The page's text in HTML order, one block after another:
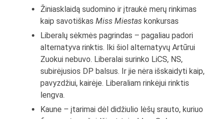
Žiniasklaidą sudomino ir įtraukė merų rinkimas
kaip savotiškasMiss Miestas konkursas
Liberalų sėkmės pagrindas – pagaliau padori
alternatyva rinktis. Iki šiol alternatyvų Artūrui
Zuokui nebuvo. Liberalai surinko LiCS, NS,
subirėjusios DP balsus. Ir jie nėra išskaidyti kaip,
pavyzdžiui, kairėje. Liberaliam rinkėjui rinktis
lengva.
Kaune – įtarimai dėl didžiulio lėšų srauto, kuriuo